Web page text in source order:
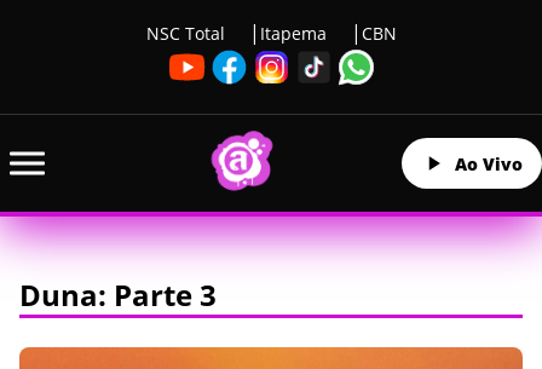
NSC Total Itapema CBN
Ao Vivo
Duna: Parte 3